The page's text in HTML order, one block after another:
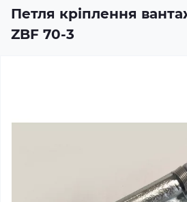
Петля кріплення
ZBF 70-3